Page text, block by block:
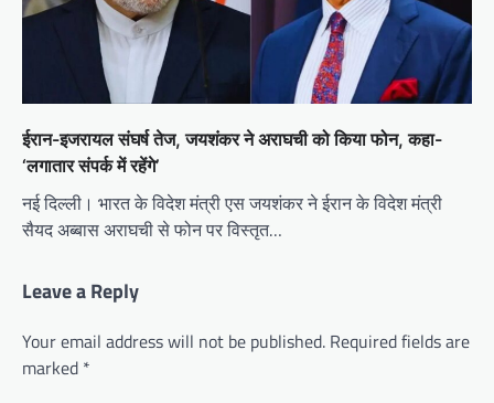
ईरान-इजरायल संघर्ष तेज, जयशंकर ने अराघची को किया फोन, कहा-
‘लगातार संपर्क में रहेंगे’
नई दिल्ली। भारत के विदेश मंत्री एस जयशंकर ने ईरान के विदेश मंत्री
सैयद अब्बास अराघची से फोन पर विस्तृत…
Leave a Reply
Your email address will not be published. Required fields are
marked *